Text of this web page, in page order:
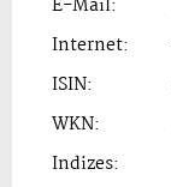
Internet:
ISIN:
WKN:
Indizes: